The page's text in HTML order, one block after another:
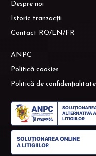
Despre noi
Istoric tranzacții
Contact RO/EN/FR
ANPC
Politică cookies
Politică de confidențialitate